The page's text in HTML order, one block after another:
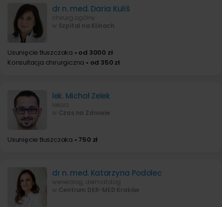
dr n. med. Daria Kuliś
chirurg ogólny
w Szpital na Klinach
Usunięcie tłuszczaka • od 3000 zł
Konsultacja chirurgiczna • od 350 zł
lek. Michał Zelek
lekarz
w Czas na Zdrowie
Usunięcie tłuszczaka • 750 zł
dr n. med. Katarzyna Podolec
wenerolog, dermatolog
w Centrum DER-MED Kraków